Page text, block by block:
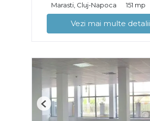
Marasti, Cluj-Napoca
151 mp
Vezi mai multe detalii
Previous